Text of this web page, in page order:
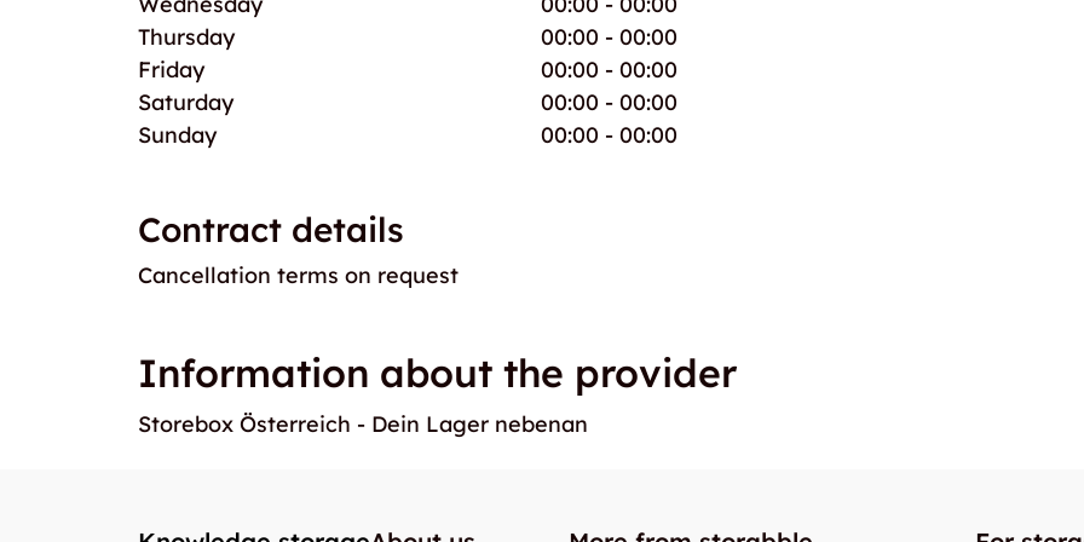
Thursday
00:00 - 00:00
Friday
00:00 - 00:00
Saturday
00:00 - 00:00
Sunday
00:00 - 00:00
Contract details
Cancellation terms on request
Information about the provider
Storebox Österreich - Dein Lager nebenan